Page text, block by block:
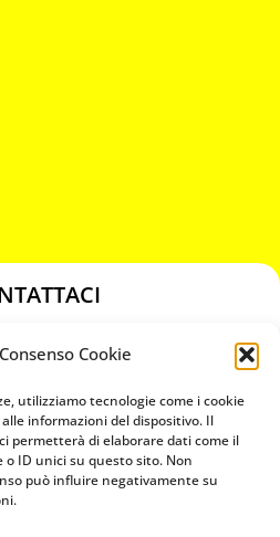
Cookie
utilizziamo tecnologie come i cookie
informazioni del dispositivo. Il
permetterà di elaborare dati come il
ID unici su questo sito. Non
può influire negativamente su